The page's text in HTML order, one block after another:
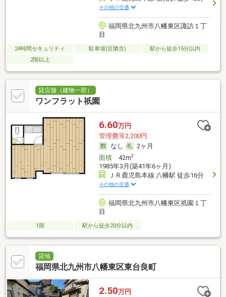
その他の交通
福岡県北九州市八幡東区諏訪１丁
目
24時間セキュリティ 駐車場(近隣含)
駅から徒歩15分以内
2階以上
貸店舗（建物一部）
ワンフラット祇園
6.60万円
管理費等2,200円
なし
2ヶ月
面積42m2
1985年3月(築41年6ヶ月)
ＪＲ鹿児島本線 八幡駅 徒歩16分
その他の交通
福岡県北九州市八幡東区祇園１丁
目
1階 駅から徒歩20分以内
貸地
福岡県北九州市八幡東区東台良町
2.50万円